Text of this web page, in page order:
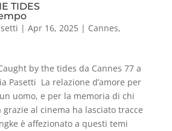
TIDES
| Apr 16, 2025| Cannes,
by the tides da Cannes 77 a
Pasetti La relazione d’amore per
uomo, e per la memoria di chi
al cinema ha lasciato tracce
è affezionato a questi temi